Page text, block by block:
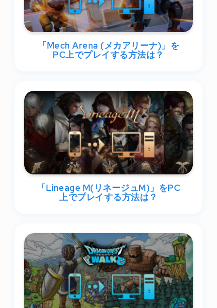
「Mech Arena (メカアリーナ)」を
PC上でプレイする方法は？
「Lineage M(リネージュM)」をPC
上でプレイする方法は？